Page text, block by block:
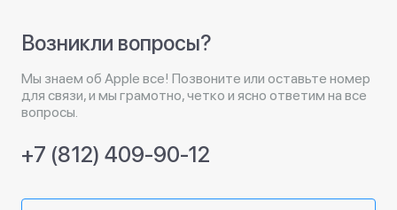
Возникли вопросы?
Мы знаем об Apple все! Позвоните или оставьте номер
для связи, и мы грамотно, четко и ясно ответим на все
вопросы.
+7 (812) 409-90-12